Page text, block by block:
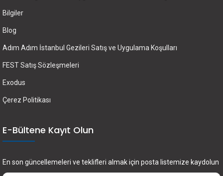
Bilgiler
Blog
Adım Adım İstanbul Gezileri Satış ve Uygulama Koşulları
FEST Satış Sözleşmeleri
Exodus
Çerez Politikası
E-Bültene Kayıt Olun
En son güncellemeleri ve teklifleri almak için posta listemize kaydolun